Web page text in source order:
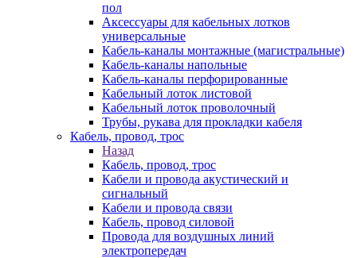
пол
Аксессуары для кабельных лотков
универсальные
Кабель-каналы монтажные (магистральные)
Кабель-каналы напольные
Кабель-каналы перфорированные
Кабельный лоток листовой
Кабельный лоток проволочный
Трубы, рукава для прокладки кабеля
Кабель, провод, трос
Назад
Кабель, провод, трос
Кабели и провода акустический и
сигнальный
Кабели и провода связи
Кабель, провод силовой
Провода для воздушных линий
электропередач